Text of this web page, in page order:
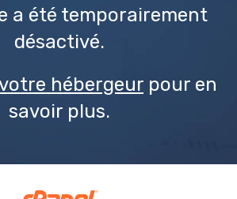
a été temporairement
désactivé.
hébergeur pour en
savoir plus.